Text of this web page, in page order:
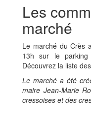
Les
marché
Le marché du Crès
13h sur le
Découvrez la liste
Le marché a été
maire Jean-Marie
cressoises et des